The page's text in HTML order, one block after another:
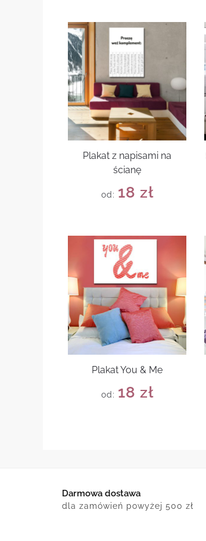
Plakat z napisami na
ścianę
od: 18 zł
Plakat You & Me
od: 18 zł
Darmowa dostawa
dla zamówień powyżej 500 zł